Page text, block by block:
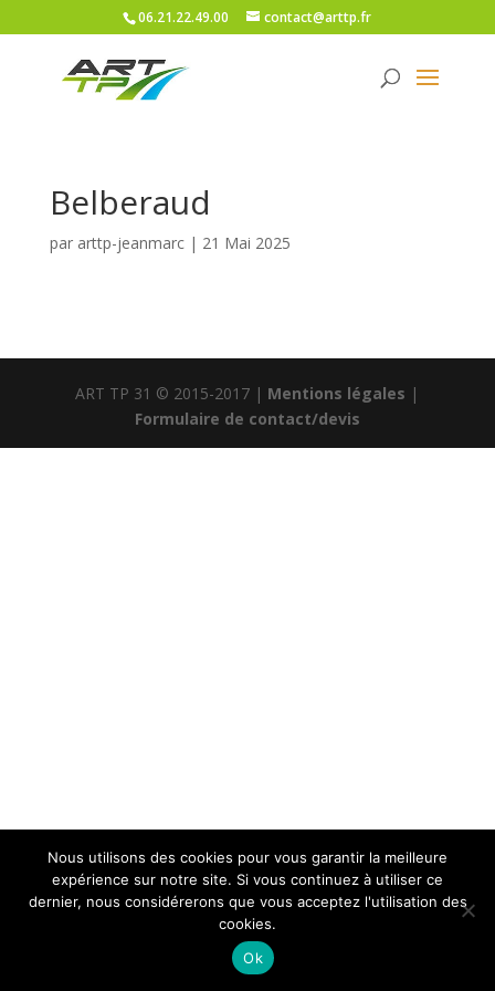
06.21.22.49.00 contact@arttp.fr
Belberaud
par arttp-jeanmarc| 21 Mai 2025
ART TP 31 © 2015-2017 | Mentions légales |
Formulaire de contact/devis
Nous utilisons des cookies pour vous garantir la meilleure
expérience sur notre site. Si vous continuez à utiliser ce
dernier, nous considérerons que vous acceptez l'utilisation des
cookies.
Ok